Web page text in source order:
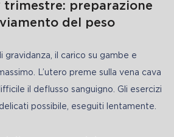
trimestre: preparazione
del peso
gravidanza, il carico su gambe e
L’utero preme sulla vena cava
il deflusso sanguigno. Gli esercizi
possibile, eseguiti lentamente.